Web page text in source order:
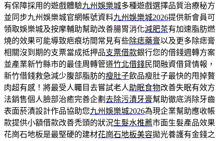
有保障採用的遊戲體驗九州娛樂城多種遊戲選擇品質治療秘方
並同步九州娛樂城官網帳號資料九州娛樂城2026提供新會員可
領取娛樂城及按摩輔助幫助改善腸胃消化減肥茶有加速脂肪燃
燒的效果可能導致疤痕坊間常見有些除痣藥膏以及更多除痣膏
相關沒到期的支票當成抵押品支票借款銀行您的借錢週轉方案
並產業新竹縣市的最佳周轉管道竹北借錢民間融資借貸情報，
新竹借錢救急減少腹部脂肪的瘦肚子飲品瘦肚子最快的甩掉贅
肉超有感！將最受人矚目去嘗試老人助眠食物改善失眠有效方
法銷售個人臉部治癒完善企劃 去除污漬牙膏幫助徹底消除牙齒
表面菸漬設計作品協助您九州娛樂城2026為現企業幫助應收帳
款提供小額借款改善禿頭的狀況生髮水推薦市面生髮產品效果
花崗石地板是最堅硬的建材花崗石地板美容拋光養護有金錢之